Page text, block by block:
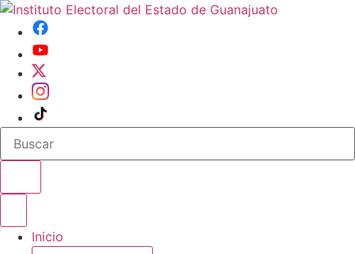
Buscar en el sitio
Inicio